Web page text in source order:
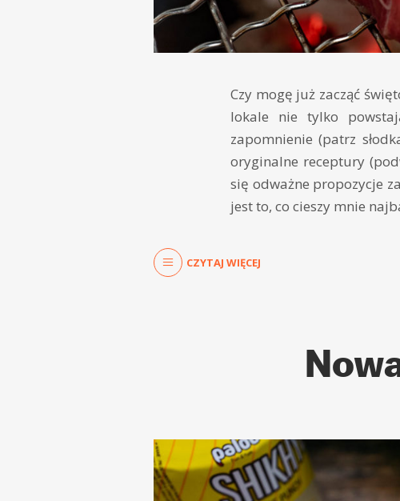
Czy mogę już zacząć
lokale nie tylko
zapomnienie (patrz
oryginalne receptury
się odważne propozycje
jest to, co cieszy mnie
CZYTAJ WIĘCEJ